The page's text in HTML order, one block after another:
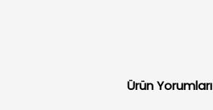
Ürün Yorumları